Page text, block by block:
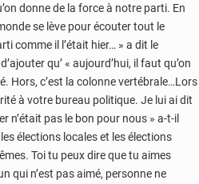
donne de la force à notre parti. En
se lève pour écouter tout le
comme il l’était hier… » a dit le
qu’ « aujourd’hui, il faut qu’on
Hors, c’est la colonne vertébrale…Lors
à votre bureau politique. Je lui ai dit
n’était pas le bon pour nous » a-t-il
élections locales et les élections
Toi tu peux dire que tu aimes
qui n’est pas aimé, personne ne